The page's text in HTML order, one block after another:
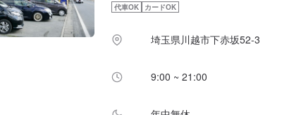
代車OK カードOK
埼玉県川越市下赤坂52‐3
9:00 ~ 21:00